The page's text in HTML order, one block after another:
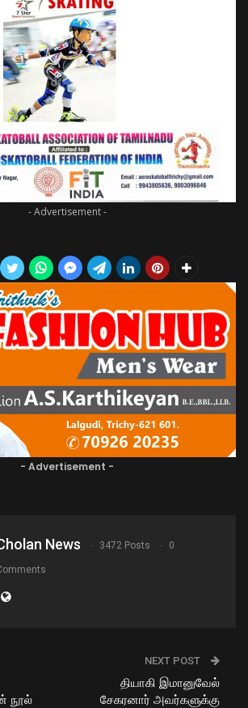
- Advertisement -
- Advertisement -
News 3472 Posts 0
நூல்
NEXT POST
தியாகி இமானுவேல்
சேகரனார் அவர்களுக்கு